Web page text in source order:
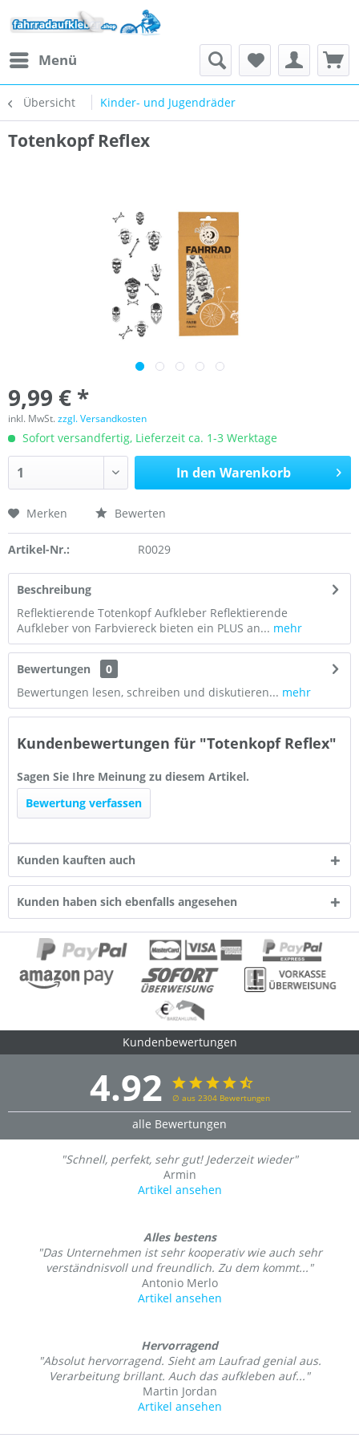
Menü
Übersicht Kinder- und Jugendräder
Totenkopf Reflex
9,99 € *
inkl. MwSt.zzgl. Versandkosten
Sofort versandfertig, Lieferzeit ca. 1-3 Werktage
In den Warenkorb
Merken Bewerten
Artikel-Nr.: R0029
Beschreibung
Reflektierende Totenkopf Aufkleber Reflektierende
Aufkleber von Farbviereck bieten ein PLUS an... mehr
Bewertungen
0
Bewertungen lesen, schreiben und diskutieren... mehr
Kundenbewertungen für "Totenkopf Reflex"
Sagen Sie Ihre Meinung zu diesem Artikel.
Bewertung verfassen
Kunden kauften auch
Kunden haben sich ebenfalls angesehen
Kundenbewertungen
4.92 ∅ aus 2304 Bewertungen
alle Bewertungen
"Schnell, perfekt, sehr gut! Jederzeit wieder"
Armin
Artikel ansehen
Alles bestens
"Das Unternehmen ist sehr kooperativ wie auch sehr
verständnisvoll und freundlich. Zu dem kommt..."
Antonio Merlo
Artikel ansehen
Hervorragend
"Absolut hervorragend. Sieht am Laufrad genial aus.
Verarbeitung brillant. Auch das aufkleben auf..."
Martin Jordan
Artikel ansehen